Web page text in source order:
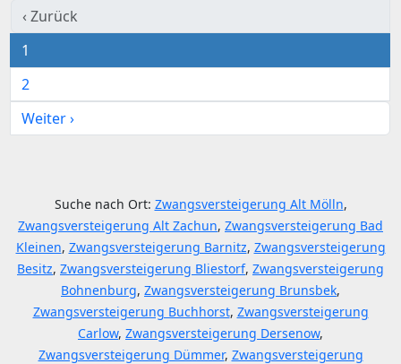
‹ Zurück
1
2
Weiter ›
Suche nach Ort: Zwangsversteigerung Alt Mölln,
Zwangsversteigerung Alt Zachun, Zwangsversteigerung Bad
Kleinen, Zwangsversteigerung Barnitz, Zwangsversteigerung
Besitz, Zwangsversteigerung Bliestorf, Zwangsversteigerung
Bohnenburg, Zwangsversteigerung Brunsbek,
Zwangsversteigerung Buchhorst, Zwangsversteigerung
Carlow, Zwangsversteigerung Dersenow,
Zwangsversteigerung Dümmer, Zwangsversteigerung